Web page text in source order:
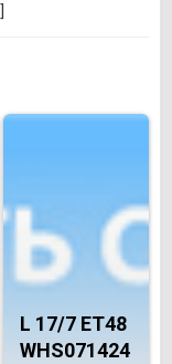
L 17/7 ET48
WHS071424